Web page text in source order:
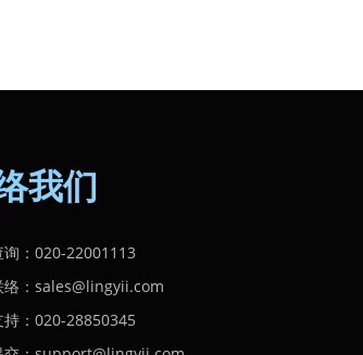
我们
询：020-22001113
络：sales@lingyii.com
持：020-28850345